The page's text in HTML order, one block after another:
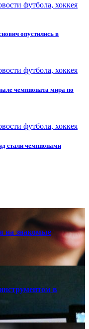
футбола, хоккея
опустились в
футбола, хоккея
чемпионата мира по
футбола, хоккея
стали чемпионами
на знакомые
в